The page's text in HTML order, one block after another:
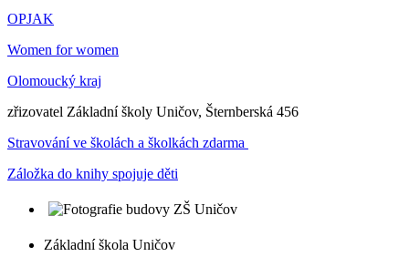
OPJAK
Women for women
Olomoucký kraj
zřizovatel Základní školy Uničov, Šternberská 456
Stravování ve školách a školkách zdarma
Záložka do knihy spojuje děti
Základní škola Uničov